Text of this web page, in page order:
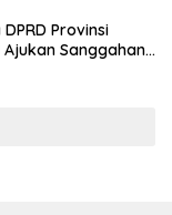
Provinsi
Sanggahan